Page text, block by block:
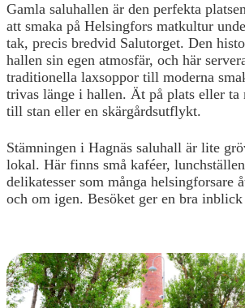
Gamla saluhallen är den perfekta
att smaka på Helsingfors matkultur
tak, precis bredvid Salutorget. Den
hallen sin egen atmosfär, och här
traditionella laxsoppor till moderna
trivas länge i hallen. Ät på plats eller ta
till stan eller en skärgårdsutflykt.
Stämningen i Hagnäs saluhall är lite
lokal. Här finns små kaféer,
delikatesser som många helsingforsare
och om igen. Besöket ger en bra inblick